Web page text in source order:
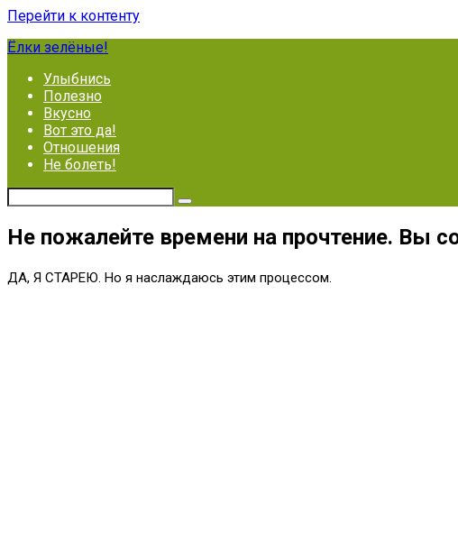
Перейти к контенту
Ёлки зелёные!
Улыбнись
Полезно
Вкусно
Вот это да!
Отношения
Не болеть!
Не пожалейте времени на прочтение. Вы
ДА, Я СТАРЕЮ. Но я наслаждаюсь этим процессом.